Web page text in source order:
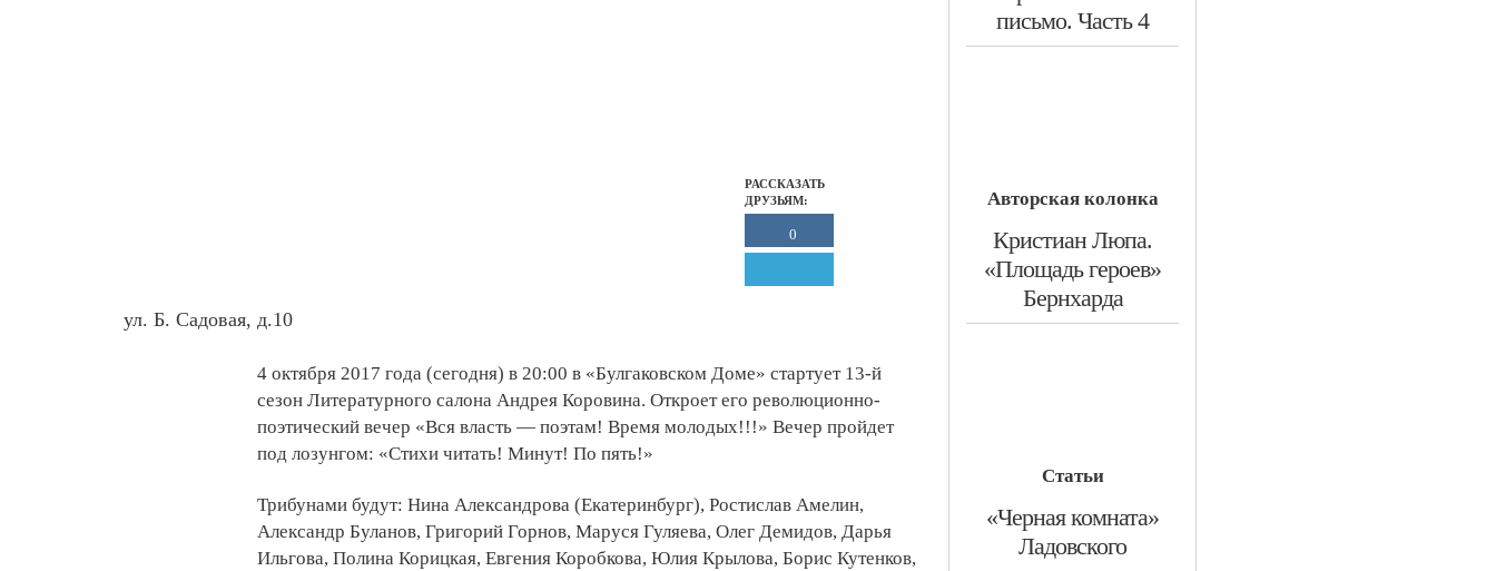
РАССКАЗАТЬ
ДРУЗЬЯМ:
0
ул. Б. Садовая, д.10
4 октября 2017 года (сегодня) в 20:00 в «Булгаковском Доме» стартует 13-й
сезон Литературного салона Андрея Коровина. Откроет его революционно-
поэтический вечер «Вся власть — поэтам! Время молодых!!!» Вечер пройдет
под лозунгом: «Стихи читать! Минут! По пять!»
Трибунами будут: Нина Александрова (Екатеринбург), Ростислав Амелин,
Александр Буланов, Григорий Горнов, Маруся Гуляева, Олег Демидов, Дарья
Ильгова, Полина Корицкая, Евгения Коробкова, Юлия Крылова, Борис Кутенков,
письмо. Часть 4
Авторская колонка
​Кристиан Люпа.
«Площадь героев»
Бернхарда
Статьи
​«Черная комната»
Ладовского